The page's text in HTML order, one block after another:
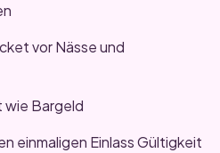
vor Nässe und
wie Bargeld
einmaligen Einlass Gültigkeit